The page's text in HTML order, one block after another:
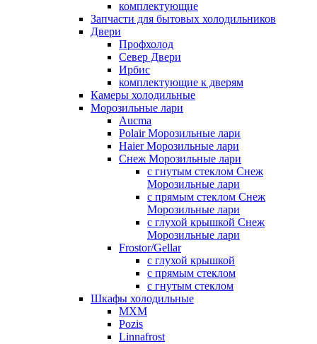
комплектующие
Запчасти для бытовых холодильников
Двери
Профхолод
Север Двери
Ирбис
комплектующие к дверям
Камеры холодильные
Морозильные лари
Aucma
Polair Морозильные лари
Haier Морозильные лари
Снеж Морозильные лари
с гнутым стеклом Снеж
Морозильные лари
с прямым стеклом Снеж
Морозильные лари
с глухой крышкой Снеж
Морозильные лари
Frostor/Gellar
с глухой крышкой
с прямым стеклом
с гнутым стеклом
Шкафы холодильные
МХМ
Pozis
Linnafrost